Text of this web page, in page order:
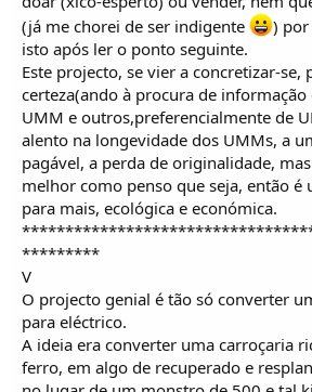
(já me chorei de ser indigente
)
isto após ler o ponto seguinte.
Este projecto, se vier a concretizar-se,
certeza(ando à procura de informação
UMM e outros,preferencialmente de
alento na longevidade dos UMMs, a
pagável, a perda de originalidade,
melhor como penso que seja, então é
para mais, ecológica e económica.
*********
V
O projecto genial é tão só converter
para eléctrico.
A ideia era converter uma carroçaria
ferro, em algo de recuperado e